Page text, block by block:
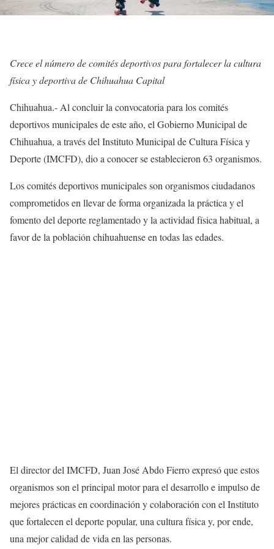
Crece el número de comités deportivos para fortalecer la cultura
física y deportiva de Chihuahua Capital
Chihuahua.- Al concluir la convocatoria para los comités
deportivos municipales de este año, el Gobierno Municipal de
Chihuahua, a través del Instituto Municipal de Cultura Física y
Deporte (IMCFD), dio a conocer se establecieron 63 organismos.
Los comités deportivos municipales son organismos ciudadanos
comprometidos en llevar de forma organizada la práctica y el
fomento del deporte reglamentado y la actividad física habitual, a
favor de la población chihuahuense en todas las edades.
El director del IMCFD, Juan José Abdo Fierro expresó que estos
organismos son el principal motor para el desarrollo e impulso de
mejores prácticas en coordinación y colaboración con el Instituto
que fortalecen el deporte popular, una cultura física y, por ende,
una mejor calidad de vida en las personas.